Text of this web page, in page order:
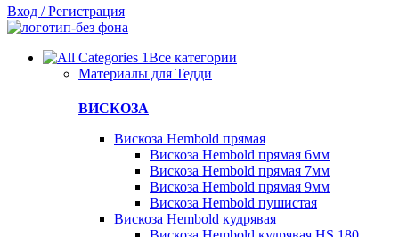
Вход / Регистрация
Все категории
Материалы для Тедди
ВИСКОЗА
Вискоза Hembold прямая
Вискоза Hembold прямая 6мм
Вискоза Hembold прямая 7мм
Вискоза Hembold прямая 9мм
Вискоза Hembold пушистая
Вискоза Hembold кудрявая